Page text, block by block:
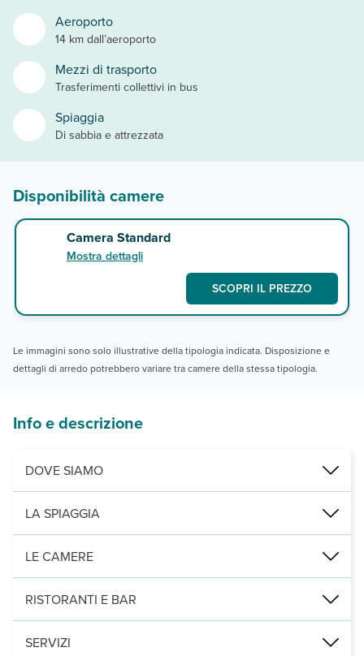
Aeroporto
14 km dall’aeroporto
Mezzi di trasporto
Trasferimenti collettivi in bus
Spiaggia
Di sabbia e attrezzata
Disponibilità camere
Camera Standard
Mostra dettagli
SCOPRI IL PREZZO
Le immagini sono solo illustrative della tipologia indicata. Disposizione e
dettagli di arredo potrebbero variare tra camere della stessa tipologia.
Info e descrizione
DOVE SIAMO
Koukounaries, a 700 m dalla spiaggia, 13 km da Skiathos città e
LA SPIAGGIA
a 700 m, di sabbia fine e chiara, attrezzata con lettini e
LE CAMERE
36 camere (21 m²), distribuite su 3 piani, con servizi privati,
RISTORANTI E BAR
un ristorante e un bar presso la piscina.
SERVIZI